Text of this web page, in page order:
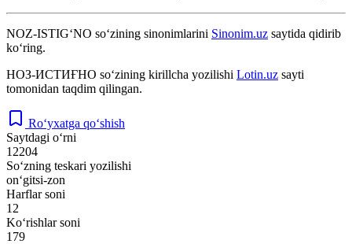
NOZ-ISTIG‘NO so‘zining sinonimlarini Sinonim.uz saytida qidirib
ko‘ring.
НОЗ-ИСТИҒНО so‘zining kirillcha yozilishi Lotin.uz sayti
tomonidan taqdim qilingan.
Ro‘yxatga qo‘shish
Saytdagi o‘rni
12204
So‘zning teskari yozilishi
on‘gitsi-zon
Harflar soni
12
Ko‘rishlar soni
179